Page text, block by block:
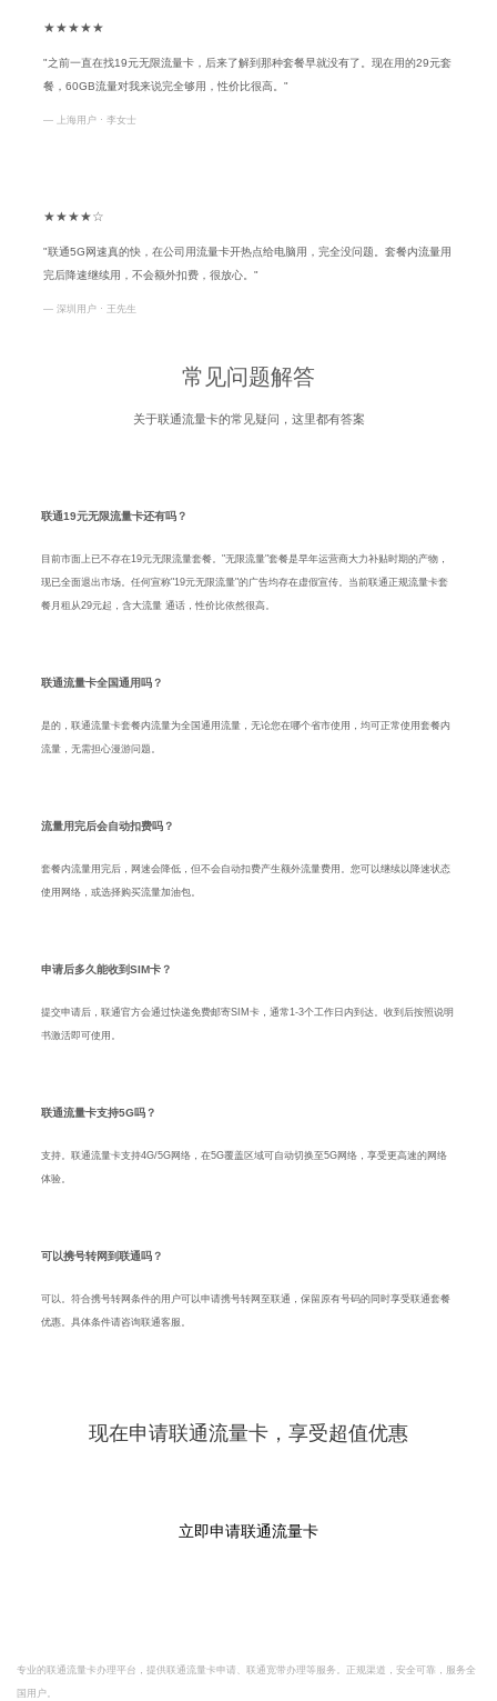
★★★★★
"之前一直在找19元无限流量卡，后来了解到那种套餐早就没有了。现在用的29元套
餐，60GB流量对我来说完全够用，性价比很高。"
— 上海用户 · 李女士
★★★★☆
"联通5G网速真的快，在公司用流量卡开热点给电脑用，完全没问题。套餐内流量用
完后降速继续用，不会额外扣费，很放心。"
— 深圳用户 · 王先生
常见问题解答
关于联通流量卡的常见疑问，这里都有答案
联通19元无限流量卡还有吗？
目前市面上已不存在19元无限流量套餐。"无限流量"套餐是早年运营商大力补贴时期的产物，
现已全面退出市场。任何宣称"19元无限流量"的广告均存在虚假宣传。当前联通正规流量卡套
餐月租从29元起，含大流量 通话，性价比依然很高。
联通流量卡全国通用吗？
是的，联通流量卡套餐内流量为全国通用流量，无论您在哪个省市使用，均可正常使用套餐内
流量，无需担心漫游问题。
流量用完后会自动扣费吗？
套餐内流量用完后，网速会降低，但不会自动扣费产生额外流量费用。您可以继续以降速状态
使用网络，或选择购买流量加油包。
申请后多久能收到SIM卡？
提交申请后，联通官方会通过快递免费邮寄SIM卡，通常1-3个工作日内到达。收到后按照说明
书激活即可使用。
联通流量卡支持5G吗？
支持。联通流量卡支持4G/5G网络，在5G覆盖区域可自动切换至5G网络，享受更高速的网络
体验。
可以携号转网到联通吗？
可以。符合携号转网条件的用户可以申请携号转网至联通，保留原有号码的同时享受联通套餐
优惠。具体条件请咨询联通客服。
现在申请联通流量卡，享受超值优惠
立即申请联通流量卡
专业的联通流量卡办理平台，提供联通流量卡申请、联通宽带办理等服务。正规渠道，安全可靠，服务全
国用户。